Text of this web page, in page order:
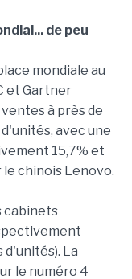
de peu
mondiale au
et Gartner
à près de
avec une
15,7% et
le chinois Lenovo.
cabinets
d'unités). La
le numéro 4